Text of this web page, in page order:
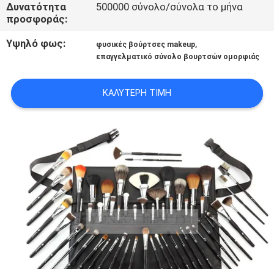
Δυνατότητα
προσφοράς:
500000 σύνολο/σύνολα το μήνα
Υψηλό φως: φυσικές βούρτσες makeup,
επαγγελματικό σύνολο βουρτσών ομορφιάς
ΚΑΛΎΤΕΡΗ ΤΙΜΉ